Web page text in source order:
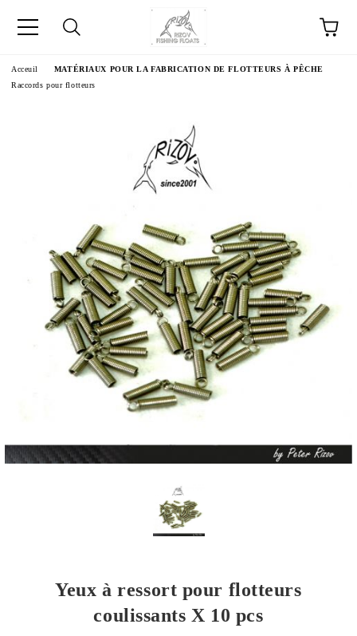
Acceuil
MATÉRIAUX POUR LA FABRICATION DE FLOTTEURS À PÊCHE
Raccords pour flotteurs
Yeux à ressort pour flotteurs
coulissants X 10 pcs